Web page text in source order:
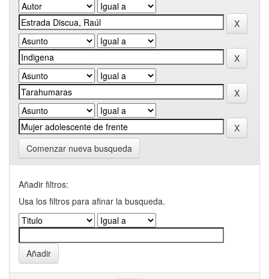
Comenzar nueva busqueda
Añadir filtros:
Usa los filtros para afinar la busqueda.